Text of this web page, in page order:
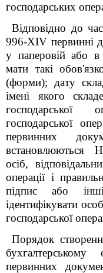
господарських
Відповідно до
996-XIV первинні
у паперовій або в
мати такі
(форми); дату
імені якого
господарської
господарської
первинних
встановлюються
осіб,
операції і
підпис або
ідентифікувати
господарської
Порядок
первинних